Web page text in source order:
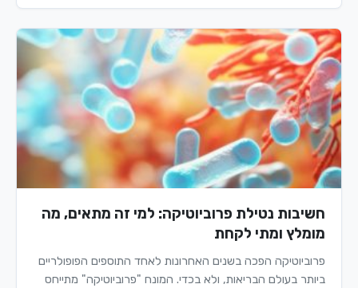
חשיבות נטילת פרוביוטיקה: למי זה מתאים, מה
מומלץ ומתי לקחת
פרוביוטיקה הפכה בשנים האחרונות לאחד התוספים הפופולריים
ביותר בעולם הבריאות, ולא בכדי. המונח "פרוביוטיקה" מתייחס